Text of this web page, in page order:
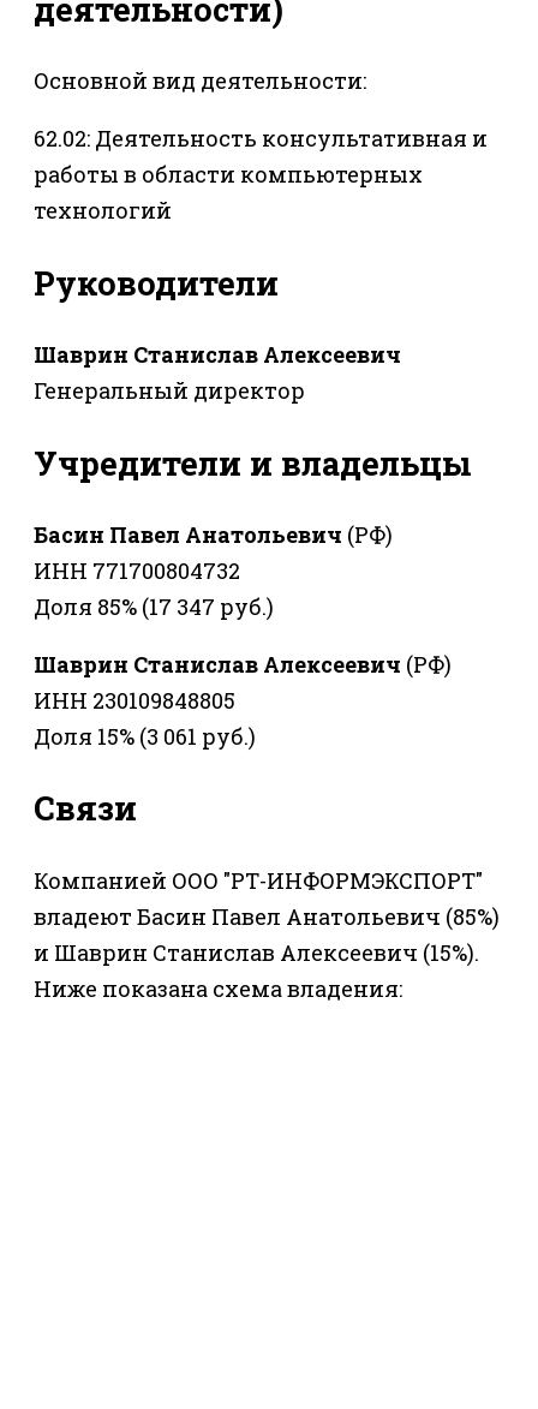
деятельности)
Основной вид деятельности:
62.02: Деятельность консультативная и
работы в области компьютерных
технологий
Руководители
Шаврин Станислав Алексеевич
Генеральный директор
Учредители и владельцы
Басин Павел Анатольевич (РФ)
ИНН 771700804732
Доля 85% (17 347 руб.)
Шаврин Станислав Алексеевич (РФ)
ИНН 230109848805
Доля 15% (3 061 руб.)
Связи
Компанией ООО "РТ-ИНФОРМЭКСПОРТ"
владеют Басин Павел Анатольевич (85%)
и Шаврин Станислав Алексеевич (15%).
Ниже показана схема владения: